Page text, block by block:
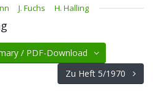
J. Fuchs H. Halling
/ PDF-Download
Zu Heft 5/1970